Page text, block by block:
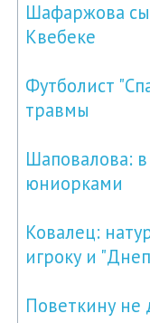
Шафаржова
Квебеке
Футболист
травмы
Шаповалова:
юниорками
Ковалец:
игроку и
Поветкину не